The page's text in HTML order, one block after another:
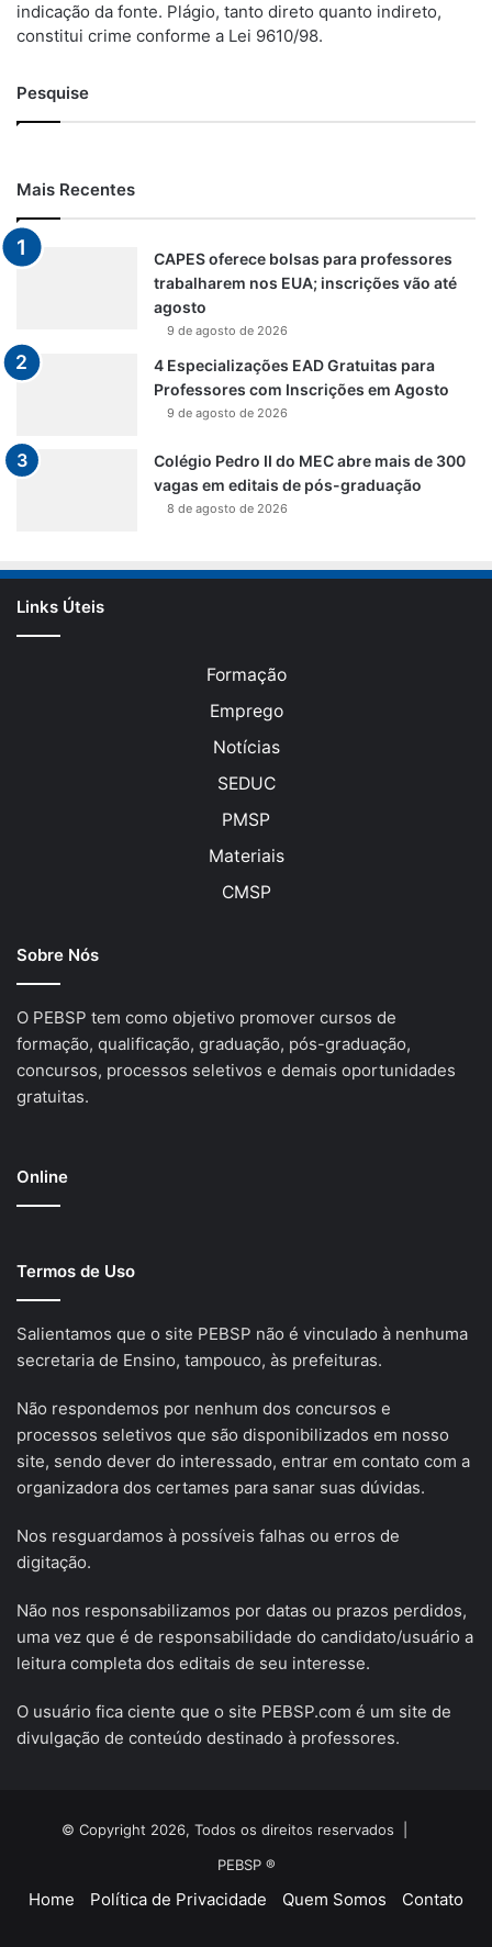
indicação da fonte. Plágio, tanto direto quanto indireto,
constitui crime conforme a Lei 9610/98.
Pesquise
Mais Recentes
CAPES oferece bolsas para professores
trabalharem nos EUA; inscrições vão até
agosto
9 de agosto de 2026
4 Especializações EAD Gratuitas para
Professores com Inscrições em Agosto
9 de agosto de 2026
Colégio Pedro II do MEC abre mais de 300
vagas em editais de pós-graduação
8 de agosto de 2026
Links Úteis
Formação
Emprego
Notícias
SEDUC
PMSP
Materiais
CMSP
Sobre Nós
O PEBSP tem como objetivo promover cursos de
formação, qualificação, graduação, pós-graduação,
concursos, processos seletivos e demais oportunidades
gratuitas.
Online
Termos de Uso
Salientamos que o site PEBSP não é vinculado à nenhuma
secretaria de Ensino, tampouco, às prefeituras.
Não respondemos por nenhum dos concursos e
processos seletivos que são disponibilizados em nosso
site, sendo dever do interessado, entrar em contato com a
organizadora dos certames para sanar suas dúvidas.
Nos resguardamos à possíveis falhas ou erros de
digitação.
Não nos responsabilizamos por datas ou prazos perdidos,
uma vez que é de responsabilidade do candidato/usuário a
leitura completa dos editais de seu interesse.
O usuário fica ciente que o site PEBSP.com é um site de
divulgação de conteúdo destinado à professores.
© Copyright 2026, Todos os direitos reservados |
PEBSP ®
Home Política de Privacidade Quem Somos Contato